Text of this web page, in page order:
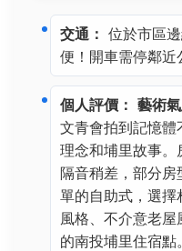
交通： 位於市區
便！開車需停鄰近
個人評價： 藝術
文青會拍到記憶
理念和埔里故事。
隔音稍差，部分房
單的自助式，選
風格、不介意老
的南投埔里住宿點。